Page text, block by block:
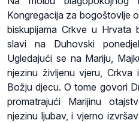
Kongregacija za bogoštovlje
biskupijama Crkve u Hrvata
slavi na Duhovski
Ugledajući se na Mariju,
njezinu življenu vjeru,
Božju djecu. O tome govori
promatrajući Marijinu
njezinu ljubav, i vjerno